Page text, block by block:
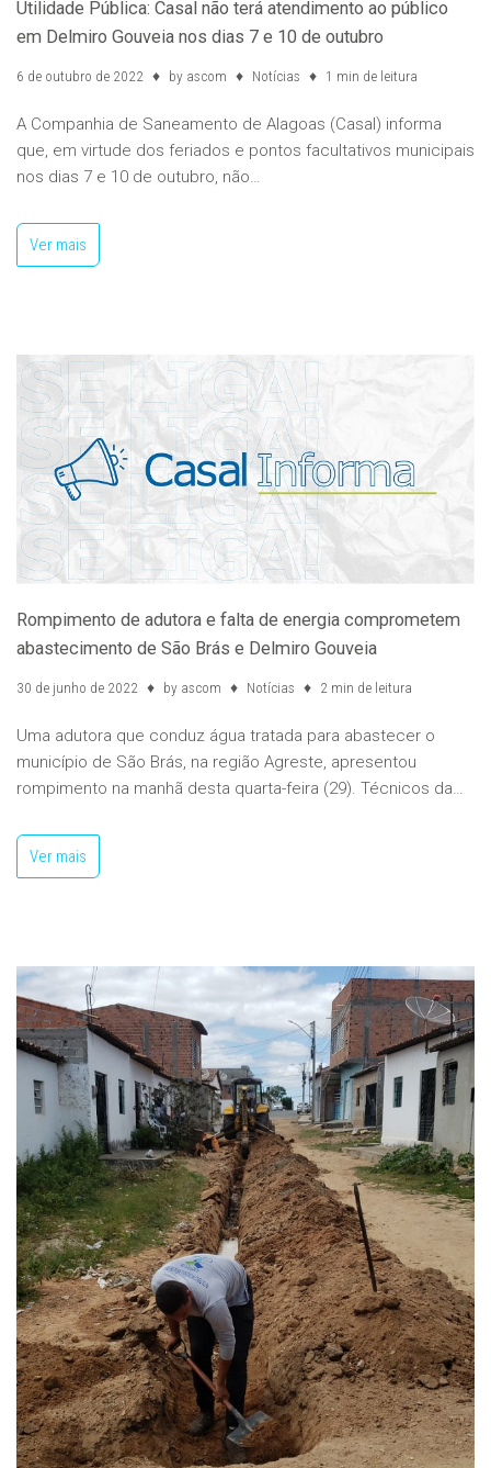
Utilidade Pública: Casal não terá atendimento ao público
em Delmiro Gouveia nos dias 7 e 10 de outubro
6 de outubro de 2022 by ascom Notícias 1 min de leitura
A Companhia de Saneamento de Alagoas (Casal) informa
que, em virtude dos feriados e pontos facultativos municipais
nos dias 7 e 10 de outubro, não…
Ver mais
Rompimento de adutora e falta de energia comprometem
abastecimento de São Brás e Delmiro Gouveia
30 de junho de 2022 by ascom Notícias 2 min de leitura
Uma adutora que conduz água tratada para abastecer o
município de São Brás, na região Agreste, apresentou
rompimento na manhã desta quarta-feira (29). Técnicos da…
Ver mais